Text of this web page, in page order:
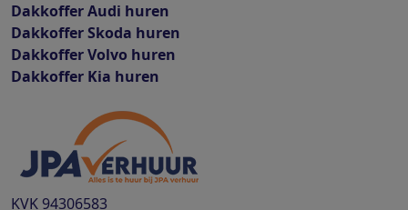
Dakkoffer Audi huren
Dakkoffer Skoda huren
Dakkoffer Volvo huren
Dakkoffer Kia huren
KVK 94306583